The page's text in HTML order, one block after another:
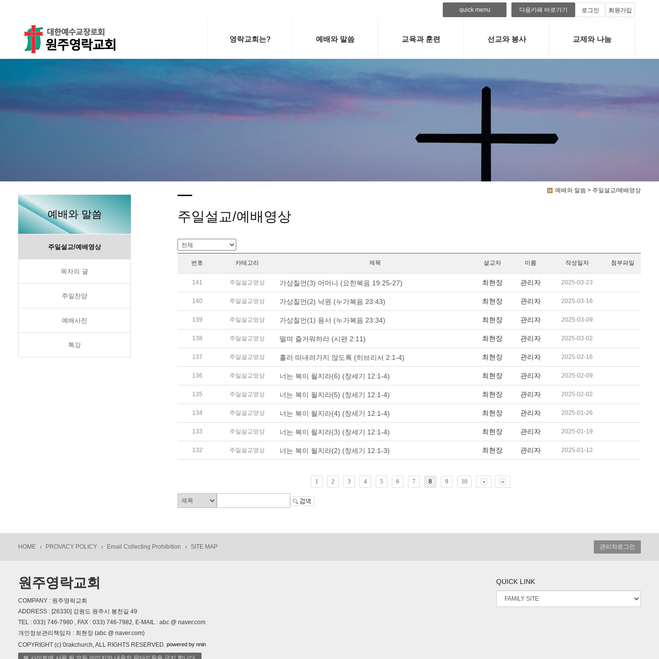
quick menu 다음카페 바로가기 로그인 회원가입
영락교회는? 예배와 말씀 교육과 훈련 선교와 봉사 교제와 나눔
예배와 말씀 > 주일설교/예배영상
예배와 말씀
주일설교/예배영상
목자의 글
주일찬양
예배사진
특강
주일설교/예배영상
번호 카테고리 제목 설교자 이름 작성일자 첨부파일
141 주일설교영상 가상칠언(3) 어머니 (요한복음 19:25-27) 최현장 관리자 2025-03-23
140 주일설교영상 가상칠언(2) 낙원 (누가복음 23:43) 최현장 관리자 2025-03-16
139 주일설교영상 가상칠언(1) 용서 (누가복음 23:34) 최현장 관리자 2025-03-09
138 주일설교영상 떨며 즐거워하라 (시편 2:11) 최현장 관리자 2025-03-02
137 주일설교영상 흘러 떠내려가지 않도록 (히브리서 2:1-4) 최현장 관리자 2025-02-16
136 주일설교영상 너는 복이 될지라(6) (창세기 12:1-4) 최현장 관리자 2025-02-09
135 주일설교영상 너는 복이 될지라(5) (창세기 12:1-4) 최현장 관리자 2025-02-02
134 주일설교영상 너는 복이 될지라(4) (창세기 12:1-4) 최현장 관리자 2025-01-26
133 주일설교영상 너는 복이 될지라(3) (창세기 12:1-4) 최현장 관리자 2025-01-19
132 주일설교영상 너는 복이 될지라(2) (창세기 12:1-3) 최현장 관리자 2025-01-12
1 2 3 4 5 6 7 8 9 10
HOME PROVACY POLICY Email Collecting Prohibition SITE MAP 관리자로그인
원주영락교회
COMPANY : 원주영락교회
ADDRESS : [26330] 강원도 원주시 봉천길 49
TEL : 033) 746-7980 , FAX : 033) 746-7982, E-MAIL : abc @ naver.com
개인정보관리책임자 : 최현장 (abc @ naver.com)
COPYRIGHT (c) 0rakchurch, ALL RIGHTS RESERVED. powered by nnin
QUICK LINK